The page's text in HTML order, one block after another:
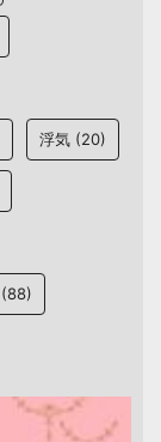
浮気 (20)
(88)